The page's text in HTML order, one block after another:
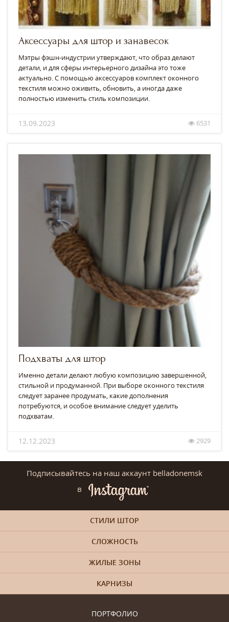
Аксессуары для штор и занавесок
Мэтры фэшн-индустрии утверждают, что образ делают
детали, и для сферы интерьерного дизайна это тоже
актуально. С помощью аксессуаров комплект оконного
текстиля можно оживить, обновить, а иногда даже
полностью изменить стиль композиции.
13.09.2023 6531
Подхваты для штор
Именно детали делают любую композицию завершенной,
стильной и продуманной. При выборе оконного текстиля
следует заранее продумать, какие дополнения
потребуются, и особое внимание следует уделить
подхватам.
12.12.2023 2929
Подписывайтесь на наш аккаунт belladonemsk
в
ПОРТФОЛИО
СТИЛИ ШТОР
СЛОЖНОСТЬ
ЖИЛЫЕ ЗОНЫ
КАРНИЗЫ